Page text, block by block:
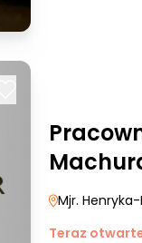
Mjr.
Teraz